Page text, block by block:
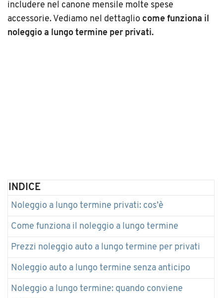
includere nel canone mensile molte spese
accessorie. Vediamo nel dettaglio come funziona il
noleggio a lungo termine per privati.
INDICE
Noleggio a lungo termine privati: cos’è
Come funziona il noleggio a lungo termine
Prezzi noleggio auto a lungo termine per privati
Noleggio auto a lungo termine senza anticipo
Noleggio a lungo termine: quando conviene